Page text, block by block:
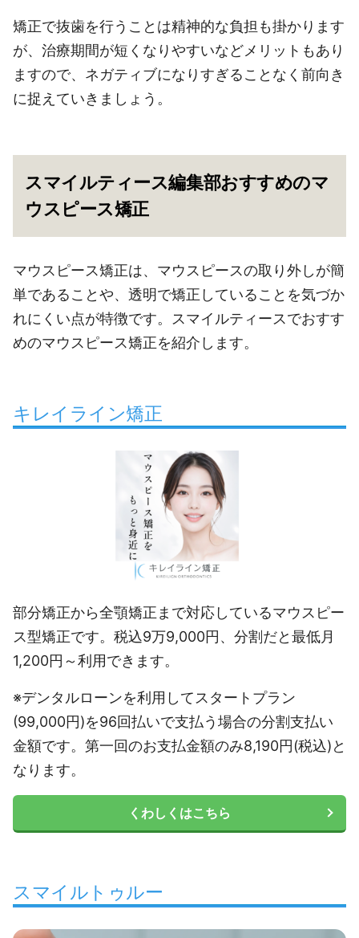
矯正で抜歯を行うことは精神的な負担も掛かります
が、治療期間が短くなりやすいなどメリットもあり
ますので、ネガティブになりすぎることなく前向き
に捉えていきましょう。
スマイルティース編集部おすすめのマ
ウスピース矯正
マウスピース矯正は、マウスピースの取り外しが簡
単であることや、透明で矯正していることを気づか
れにくい点が特徴です。スマイルティースでおすす
めのマウスピース矯正を紹介します。
キレイライン矯正
部分矯正から全顎矯正まで対応しているマウスピー
ス型矯正です。税込9万9,000円、分割だと最低月
1,200円～利用できます。
※デンタルローンを利用してスタートプラン
(99,000円)を96回払いで支払う場合の分割支払い
金額です。第一回のお支払金額のみ8,190円(税込)と
なります。
くわしくはこちら
スマイルトゥルー